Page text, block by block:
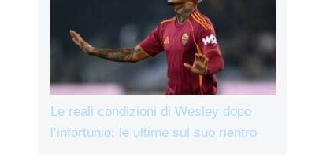
Le reali condizioni di Wesley dopo
l’infortunio: le ultime sul suo rientro